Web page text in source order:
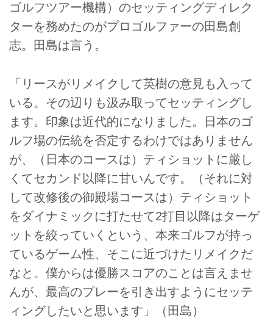
ゴルフツアー機構）のセッティングディレク
ターを務めたのがプロゴルファーの田島創
志。田島は言う。
「リースがリメイクして英樹の意見も入って
いる。その辺りも汲み取ってセッティングし
ます。印象は近代的になりました。日本のゴ
ルフ場の伝統を否定するわけではありません
が、（日本のコースは）ティショットに厳し
くてセカンド以降に甘いんです。（それに対
して改修後の御殿場コースは）ティショット
をダイナミックに打たせて2打目以降はターゲ
ットを絞っていくという、本来ゴルフが持っ
ているゲーム性、そこに近づけたリメイクだ
なと。僕からは優勝スコアのことは言えませ
んが、最高のプレーを引き出すようにセッテ
ィングしたいと思います」（田島）